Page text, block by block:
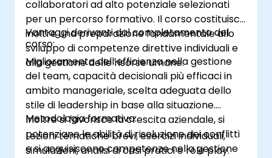
collaboratori ad alto potenziale selezionati
per un percorso formativo. Il corso costituisce
inoltre una preparazione fondamentale allo
sviluppo di competenze direttive individuali e
alla gestione delle risorse umane.
Vantaggi derivanti dal completamento del
corso:
Miglioramento dell’efficienza nella gestione
del team, capacità decisionali più efficaci in
ambito manageriale, scelta adeguata dello
stile di leadership in base alla situazione.
Inoltre si favorisce la crescita aziendale, si
potenziano le abilità di risoluzione dei conflitti
e si acquisiscono competenze nella gestione
Metodologia formativa:
Lezioni tematiche brevi, esercizi individuali,
simulazioni, analisi di casi pratici e role play.